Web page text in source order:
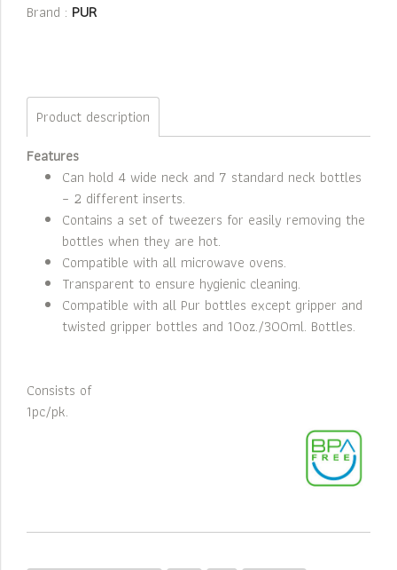
Brand : PUR
Product description
Features
Can hold 4 wide neck and 7 standard neck bottles
– 2 different inserts.
Contains a set of tweezers for easily removing the
bottles when they are hot.
Compatible with all microwave ovens.
Transparent to ensure hygienic cleaning.
Compatible with all Pur bottles except gripper and
twisted gripper bottles and 10oz./300ml. Bottles.
Consists of
1pc/pk.